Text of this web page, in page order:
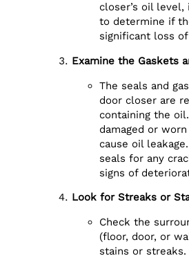
closer’s oil level,
to determine if
significant loss
Examine the Gaskets
The seals and
door closer are
containing the
damaged or
cause oil
seals for any
signs of
Look for Streaks or
Check the
(floor, door, or
stains or streaks.